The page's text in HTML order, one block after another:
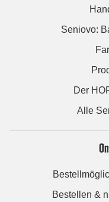
Seniovo:
Der
Alle
Bestellen &